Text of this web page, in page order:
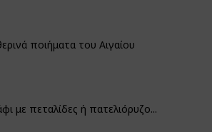
ποιήματα του Αιγαίου
με πεταλίδες ή πατελιόρυζο...